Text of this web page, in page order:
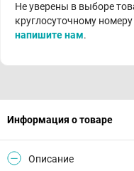
Не уверены в выборе
круглосуточному номеру
напишите нам.
Информация о товаре
Описание